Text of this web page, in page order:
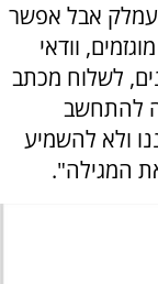
עמלק אבל אפשר
וודאי
לשלוח מכתב
להתחשב
ולא להשמיע
המגילה".